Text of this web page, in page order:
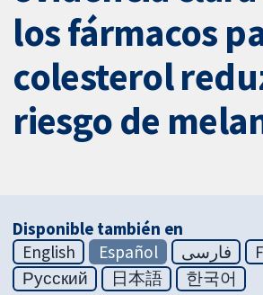
los fármacos
colesterol
riesgo de
Disponible también en
English
Español فارسی
Русский
日本語 한국어